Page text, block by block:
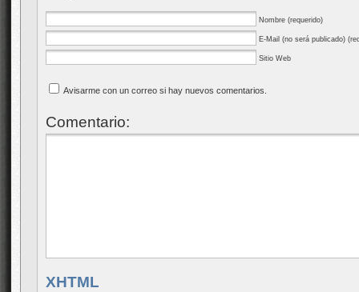
Nombre (requerido)
E-Mail (no será publicado)
Sitio Web
Avisarme con un correo si hay nuevos comentarios.
Comentario:
XHTML